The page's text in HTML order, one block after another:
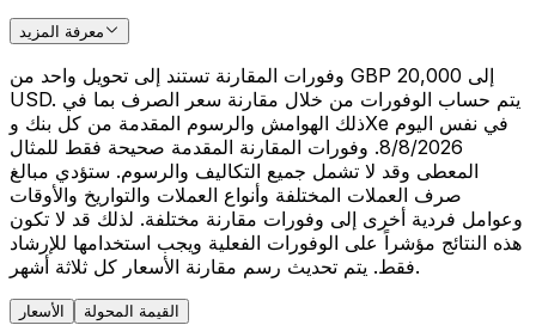
معرفة المزيد
وفورات المقارنة تستند إلى تحويل واحد من GBP 20,000 إلى
USD. يتم حساب الوفورات من خلال مقارنة سعر الصرف بما في
ذلك الهوامش والرسوم المقدمة من كل بنك وXe في نفس اليوم
8/8/2026. وفورات المقارنة المقدمة صحيحة فقط للمثال
المعطى وقد لا تشمل جميع التكاليف والرسوم. ستؤدي مبالغ
صرف العملات المختلفة وأنواع العملات والتواريخ والأوقات
وعوامل فردية أخرى إلى وفورات مقارنة مختلفة. لذلك قد لا تكون
هذه النتائج مؤشراً على الوفورات الفعلية ويجب استخدامها للإرشاد
فقط. يتم تحديث رسم مقارنة الأسعار كل ثلاثة أشهر.
الأسعار القيمة المحولة